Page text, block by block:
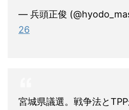
— 兵頭正俊
26
宮城県議選。戦争法と